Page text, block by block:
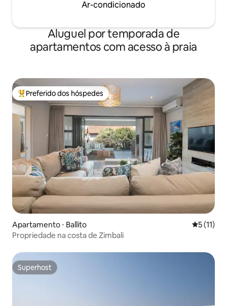
Ar-condicionado
Aluguel por temporada de
apartamentos com acesso à praia
Entre os melhores preferidos dos hóspedes
Preferido dos hóspedes
Apartamento ⋅ Ballito 5 de uma
5 (11)
Propriedade na costa de Zimbali
Superhost
Superhost